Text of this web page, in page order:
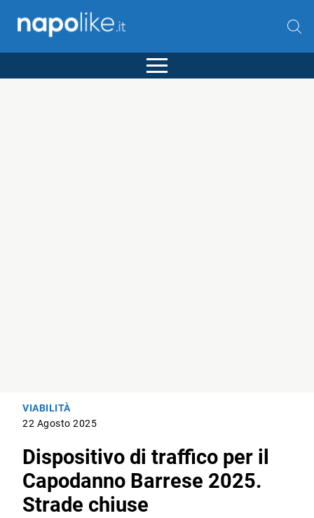
VIABILITÀ
22 Agosto 2025
Dispositivo di traffico per il
Capodanno Barrese 2025.
Strade chiuse